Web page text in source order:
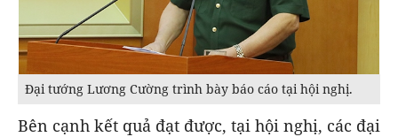
Đại tướng Lương Cường trình bày báo cáo tại hội nghị.
Bên cạnh kết quả đạt được, tại hội nghị, các đại